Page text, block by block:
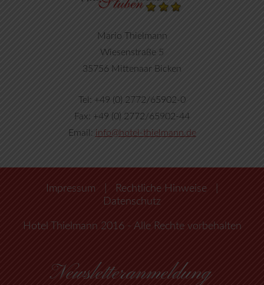
Mario Thielmann
Wiesenstraße 5
35756 Mittenaar Bicken
Tel: +49 (0) 2772/65902-0
Fax: +49 (0) 2772/65902-44
Email: info@hotel-thielmann.de
Impressum Rechtliche Hinweise
Datenschutz
Hotel Thielmann 2016 - Alle Rechte vorbehalten
Newsletteranmeldung